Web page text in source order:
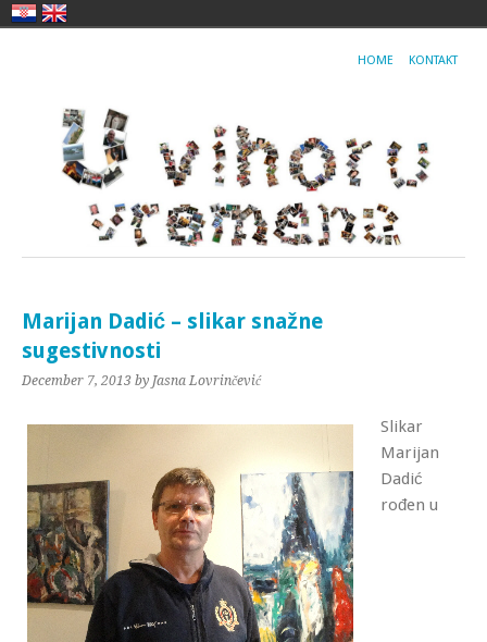
HOME KONTAKT
Marijan Dadić – slikar snažne
sugestivnosti
December 7, 2013 by Jasna Lovrinčević
Slikar
Marijan
Dadić
rođen u